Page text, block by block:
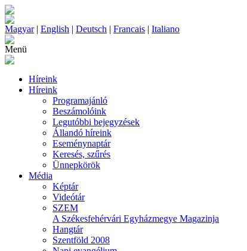
Magyar| English | Deutsch | Francais | Italiano
Menü
Híreink
Híreink
Programajánló
Beszámolóink
Legutóbbi bejegyzések
Állandó híreink
Eseménynaptár
Keresés, szűrés
Ünnepkörök
Média
Képtár
Videótár
SZEM
A Székesfehérvári Egyházmegye Magazinja
Hangtár
Szentföld 2008